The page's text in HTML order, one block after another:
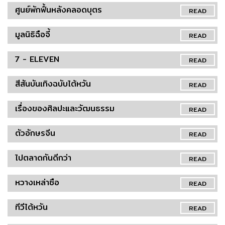
READ
ศูนย์พักฟื้นหลังคลอดบุตร
READ
มูลนิธิฉือจี้
READ
7 - ELEVEN
READ
สีสันบันเทิงฉบับไต้หวัน
READ
เรื่องของศิลปะและวัฒนธรรม
READ
ตัวอักษรจีน
READ
ไปตลาดกันดีกว่า
READ
หวางเหล่าซือ
READ
ทีวีไต้หวัน